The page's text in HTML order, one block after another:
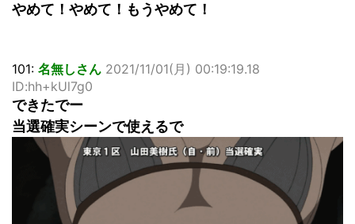
やめて！やめて！もうやめて！
101: 名無しさん 2021/11/01(月) 00:19:19.18
ID:hh+kUl7g0
できたでー
当選確実シーンで使えるで